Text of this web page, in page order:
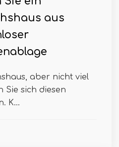
aus
aber nicht viel
Sie sich diesen
K...